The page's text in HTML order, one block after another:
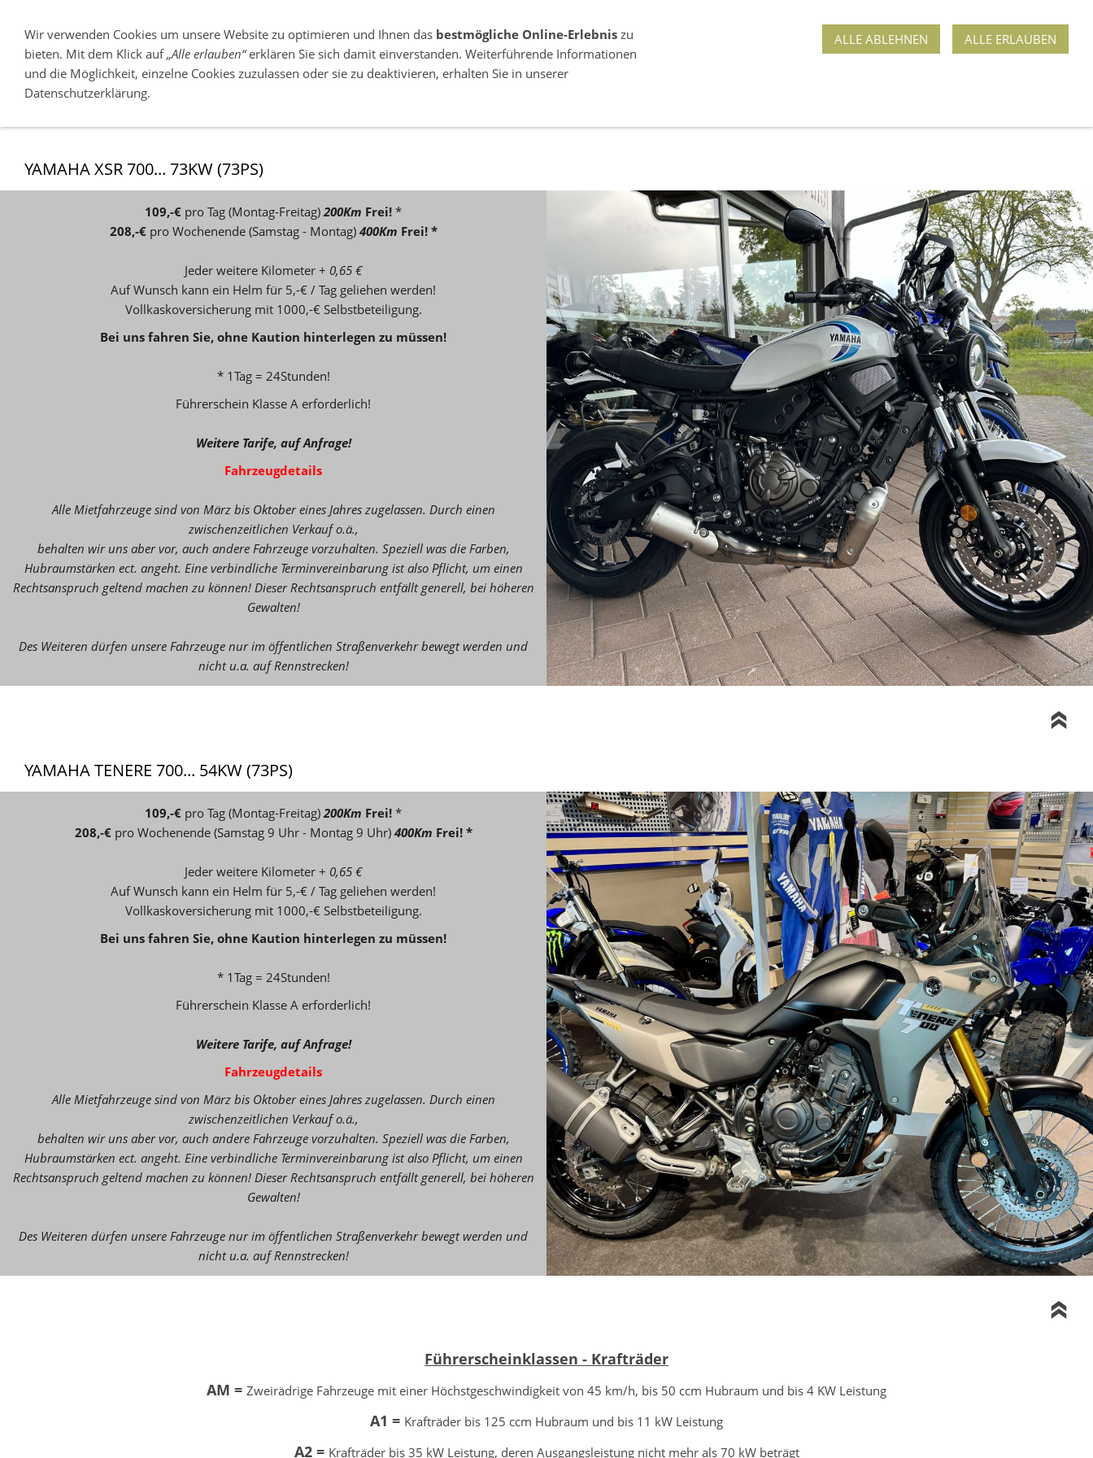
ÜBER UNS NEUFAHRZEUGE GEBRAUCHTFAHRZEUGE
YAMAHA XSR 700... 73KW (73PS)
109,-€ pro Tag (Montag-Freitag) 200Km Frei! *
208,-€ pro Wochenende (Samstag - Montag) 400Km Frei! *
Jeder weitere Kilometer + 0,65 €
Auf Wunsch kann ein Helm für 5,-€ / Tag geliehen werden!
Vollkaskoversicherung mit 1000,-€ Selbstbeteiligung.
Bei uns fahren Sie, ohne Kaution hinterlegen zu müssen!
* 1Tag = 24Stunden!
Führerschein Klasse A erforderlich!
Weitere Tarife, auf Anfrage!
Fahrzeugdetails
Alle Mietfahrzeuge sind von März bis Oktober eines Jahres zugelassen. Durch einen
zwischenzeitlichen Verkauf o.ä.,
behalten wir uns aber vor, auch andere Fahrzeuge vorzuhalten. Speziell was die Farben,
Hubraumstärken ect. angeht. Eine verbindliche Terminvereinbarung ist also Pflicht, um einen
Rechtsanspruch geltend machen zu können! Dieser Rechtsanspruch entfällt generell, bei höheren
Gewalten!
Des Weiteren dürfen unsere Fahrzeuge nur im öffentlichen Straßenverkehr bewegt werden und
nicht u.a. auf Rennstrecken!
YAMAHA TENERE 700... 54KW (73PS)
109,-€ pro Tag (Montag-Freitag) 200Km Frei! *
208,-€ pro Wochenende (Samstag 9 Uhr - Montag 9 Uhr) 400Km Frei! *
Jeder weitere Kilometer + 0,65 €
Auf Wunsch kann ein Helm für 5,-€ / Tag geliehen werden!
Vollkaskoversicherung mit 1000,-€ Selbstbeteiligung.
Bei uns fahren Sie, ohne Kaution hinterlegen zu müssen!
* 1Tag = 24Stunden!
Führerschein Klasse A erforderlich!
Weitere Tarife, auf Anfrage!
Fahrzeugdetails
Alle Mietfahrzeuge sind von März bis Oktober eines Jahres zugelassen. Durch einen
zwischenzeitlichen Verkauf o.ä.,
behalten wir uns aber vor, auch andere Fahrzeuge vorzuhalten. Speziell was die Farben,
Hubraumstärken ect. angeht. Eine verbindliche Terminvereinbarung ist also Pflicht, um einen
Rechtsanspruch geltend machen zu können! Dieser Rechtsanspruch entfällt generell, bei höheren
Gewalten!
Des Weiteren dürfen unsere Fahrzeuge nur im öffentlichen Straßenverkehr bewegt werden und
nicht u.a. auf Rennstrecken!
Führerscheinklassen - Krafträder
AM = Zweirädrige Fahrzeuge mit einer Höchstgeschwindigkeit von 45 km/h, bis 50 ccm Hubraum und bis 4 KW Leistung
A1 = Krafträder bis 125 ccm Hubraum und bis 11 kW Leistung
A2 = Krafträder bis 35 kW Leistung, deren Ausgangsleistung nicht mehr als 70 kW beträgt
Wir verwenden Cookies um unsere Website zu optimieren und Ihnen das bestmögliche Online-Erlebnis zu
bieten. Mit dem Klick auf„Alle erlauben“erklären Sie sich damit einverstanden. Weiterführende Informationen
und die Möglichkeit, einzelne Cookies zuzulassen oder sie zu deaktivieren, erhalten Sie in unserer
Datenschutzerklärung.
ALLE ERLAUBEN
ALLE ABLEHNEN